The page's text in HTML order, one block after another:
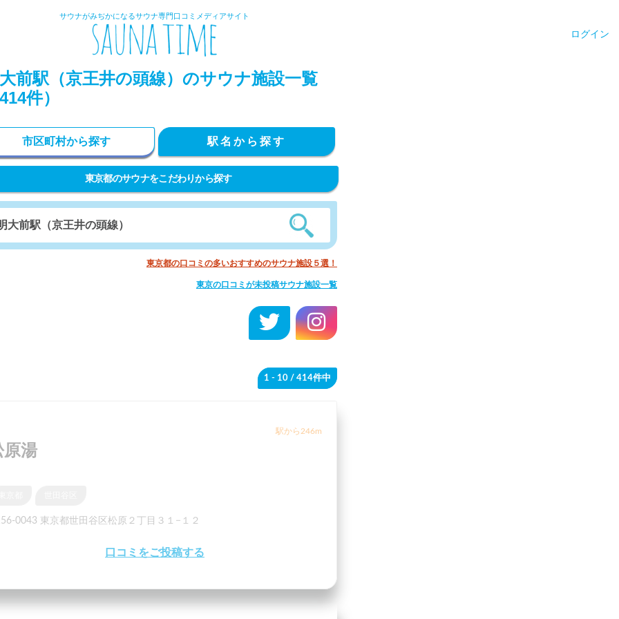
サウナがみぢかになるサウナ専門口コミメディアサイト
ログイン
前駅（京王井の頭線）のサウナ施設一覧
件）
市区町村から探す 駅名から探す
東京都のサウナをこだわりから探す
東京都の口コミの多いおすすめのサウナ施設５選！
東京の口コミが未投稿サウナ施設一覧
1 - 10 / 414件中
駅から246m
原湯
0043 東京都世田谷区松原２丁目３１−１２
口コミをご投稿する